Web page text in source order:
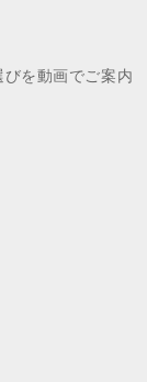
を動画でご案内